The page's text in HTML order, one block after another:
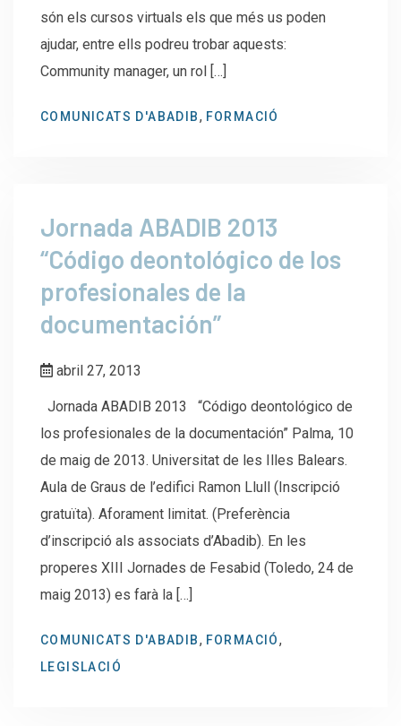
són els cursos virtuals els que més us poden
ajudar, entre ells podreu trobar aquests:
Community manager, un rol […]
COMUNICATS D'ABADIB, FORMACIÓ
Jornada ABADIB 2013
“Código deontológico de los
profesionales de la
documentación”
abril 27, 2013
Jornada ABADIB 2013 “Código deontológico de
los profesionales de la documentación” Palma, 10
de maig de 2013. Universitat de les Illes Balears.
Aula de Graus de l’edifici Ramon Llull (Inscripció
gratuïta). Aforament limitat. (Preferència
d’inscripció als associats d’Abadib). En les
properes XIII Jornades de Fesabid (Toledo, 24 de
maig 2013) es farà la […]
COMUNICATS D'ABADIB, FORMACIÓ,
LEGISLACIÓ